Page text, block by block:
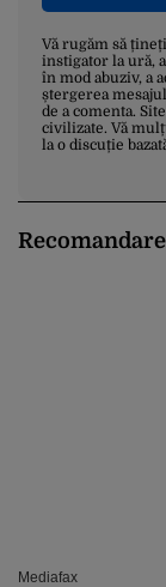
Vă rugăm să
instigator la ură,
în mod abuziv, a
ștergerea
de a comenta.
civilizate. Vă
la o discuție
Mediafax